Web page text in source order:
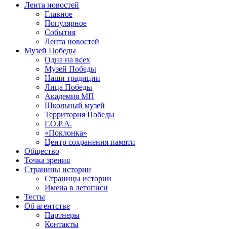
Лента новостей
Главное
Популярное
События
Лента новостей
Музей Победы
Одна на всех
Музей Победы
Наши традиции
Лица Победы
Академия МП
Школьный музей
Территория Победы
Г.О.Р.А.
«Поклонка»
Центр сохранения памяти
Общество
Точка зрения
Страницы истории
Страницы истории
Имена в летописи
Тесты
Об агентстве
Партнеры
Контакты